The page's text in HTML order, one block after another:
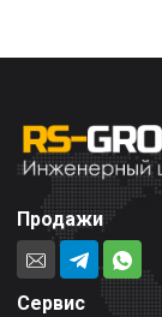
Продажи
Сервис